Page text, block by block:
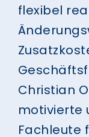
flexibel
Christian
motivierte
Fachleute